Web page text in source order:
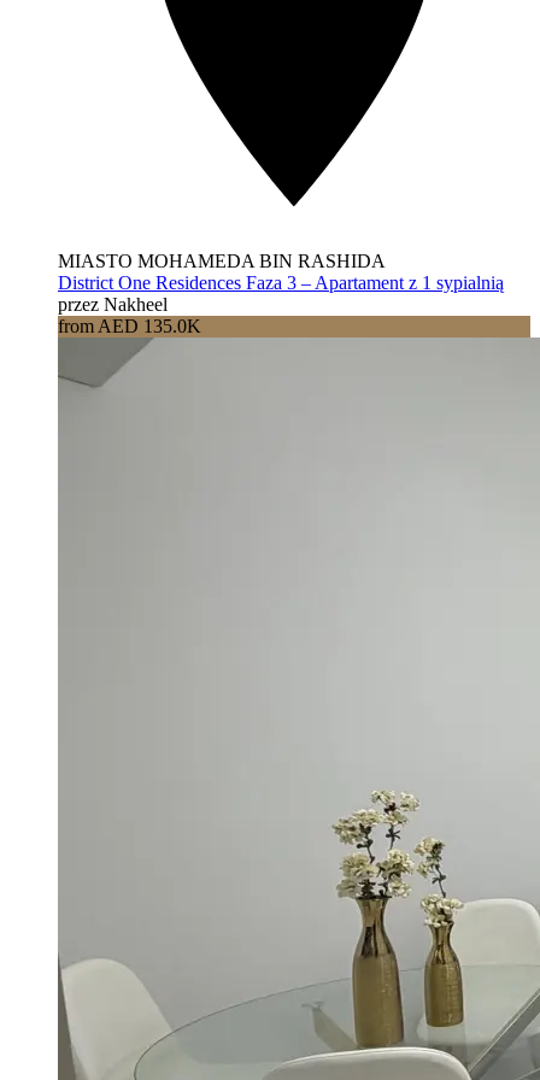
MIASTO MOHAMEDA BIN RASHIDA
District One Residences Faza 3 – Apartament z 1 sypialnią
przez Nakheel
from AED 135.0K